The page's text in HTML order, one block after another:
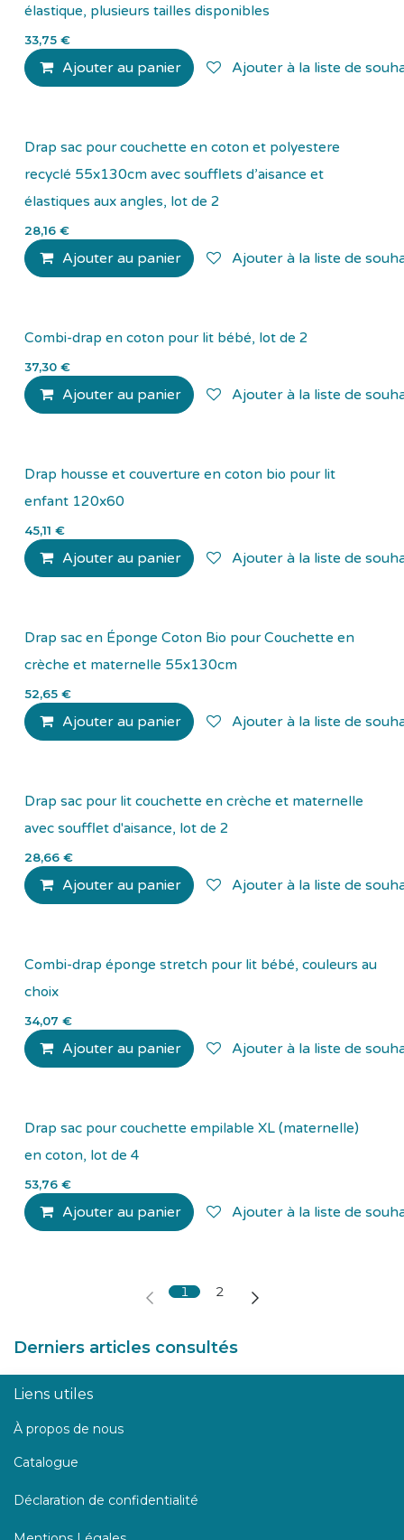
élastique, plusieurs tailles disponibles
33,75 €
Ajouter au panier Ajouter à la liste de
Drap sac pour couchette en coton et polyestere
recyclé 55x130cm avec soufflets d’aisance et
élastiques aux angles, lot de 2
28,16 €
Ajouter au panier Ajouter à la liste de
Combi-drap en coton pour lit bébé, lot de 2
37,30 €
Ajouter au panier Ajouter à la liste de
Drap housse et couverture en coton bio pour lit
enfant 120x60
45,11 €
Ajouter au panier Ajouter à la liste de
Drap sac en Éponge Coton Bio pour Couchette en
crèche et maternelle 55x130cm
52,65 €
Ajouter au panier Ajouter à la liste de
Drap sac pour lit couchette en crèche et maternelle
avec soufflet d'aisance, lot de 2
28,66 €
Ajouter au panier Ajouter à la liste de
Combi-drap éponge stretch pour lit bébé, couleurs au
choix
34,07 €
Ajouter au panier Ajouter à la liste de
Drap sac pour couchette empilable XL (maternelle)
en coton, lot de 4
53,76 €
Ajouter au panier Ajouter à la liste de
1 2
Derniers articles consultés
Liens utiles
À propos de nous
Catalogue
Déclaration de confidentialité